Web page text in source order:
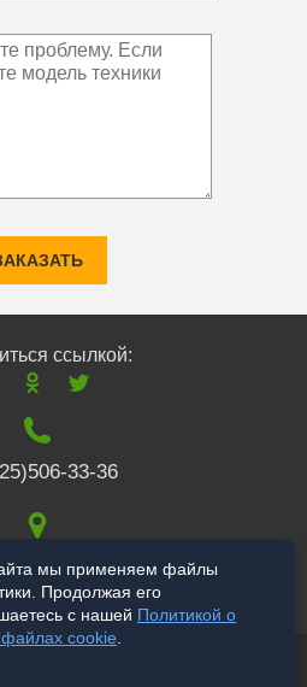
ссылкой:
33-36
,г. Москва,
ш., 132
мы применяем файлы
Продолжая его
с нашей Политикой о
файлах cookie